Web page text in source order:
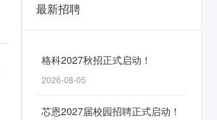
最新招聘
格科2027秋招正式启动！
2026-08-05
芯恩2027届校园招聘正式启动！